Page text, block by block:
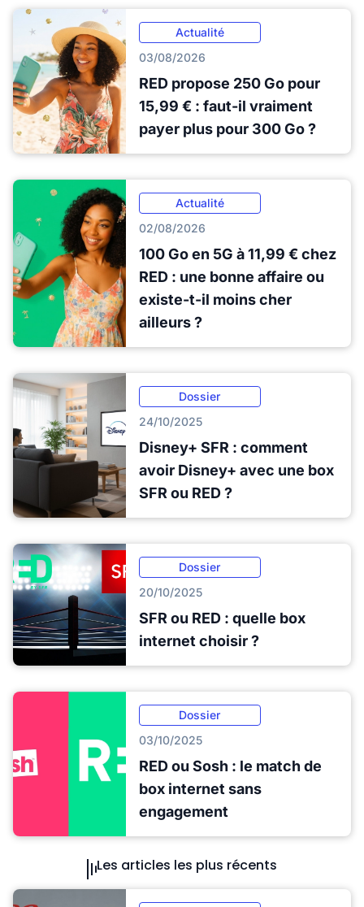
Actualité
03/08/2026
RED propose 250 Go pour
15,99 € : faut-il vraiment
payer plus pour 300 Go ?
Actualité
02/08/2026
100 Go en 5G à 11,99 € chez
RED : une bonne affaire ou
existe-t-il moins cher
ailleurs ?
Dossier
24/10/2025
Disney+ SFR : comment
avoir Disney+ avec une box
SFR ou RED ?
Dossier
20/10/2025
SFR ou RED : quelle box
internet choisir ?
Dossier
03/10/2025
RED ou Sosh : le match de
box internet sans
engagement
Les articles les plus récents